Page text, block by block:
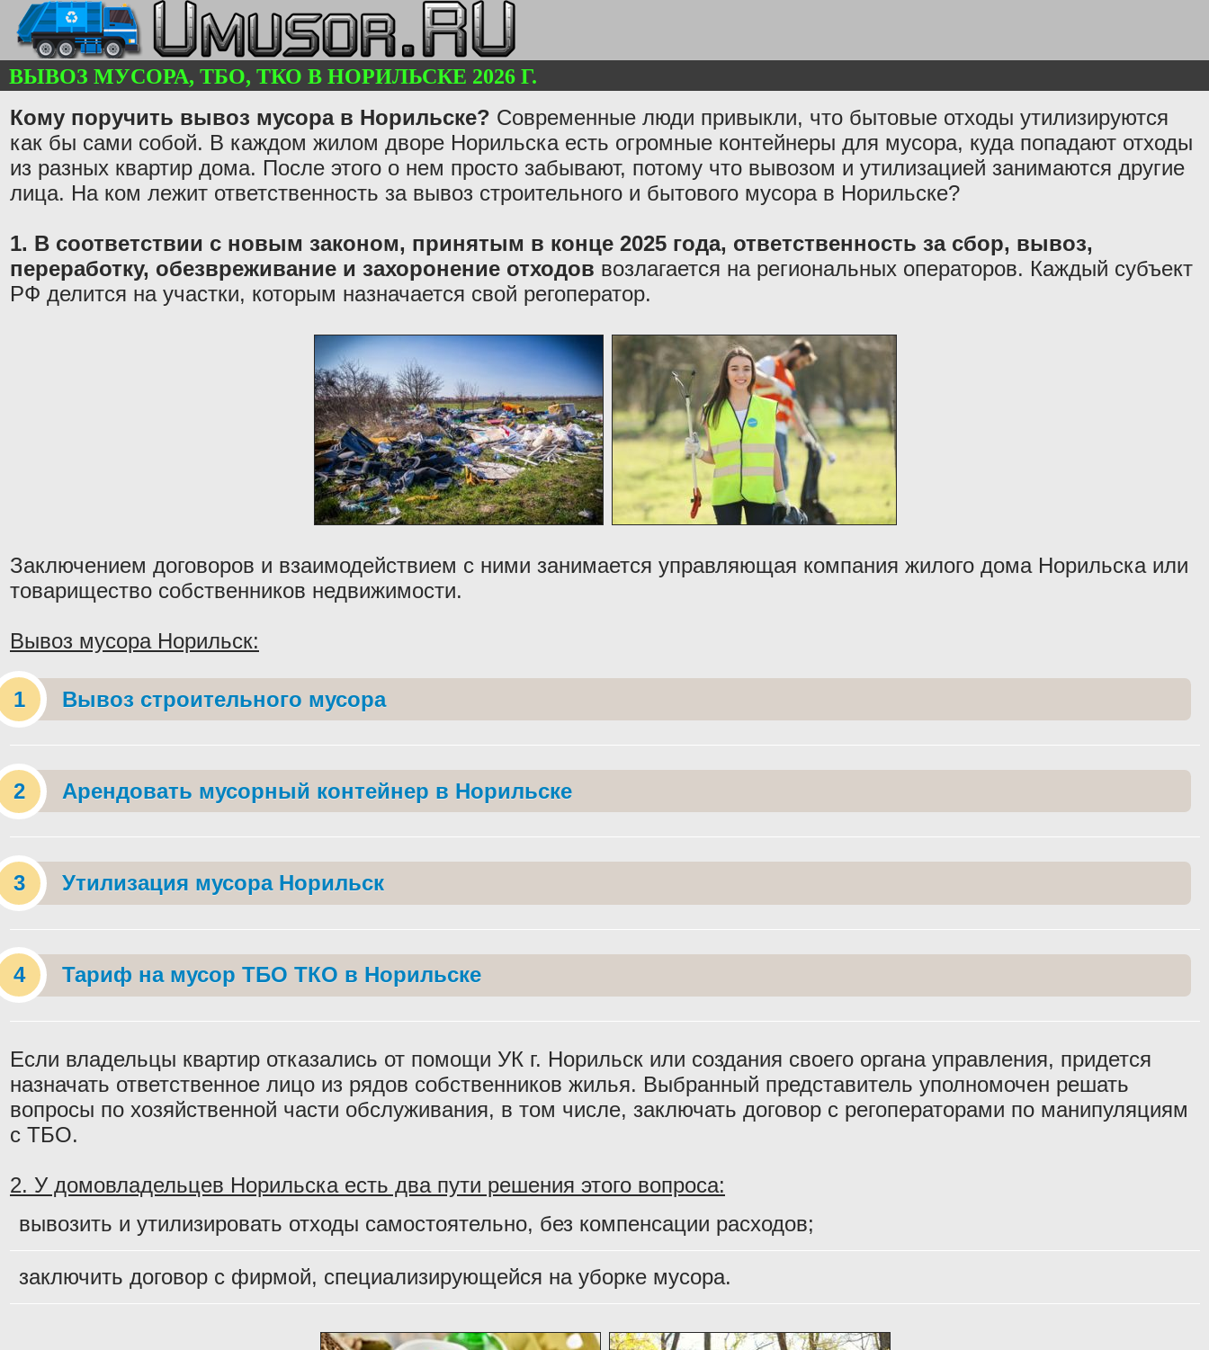
ВЫВОЗ МУСОРА, ТБО, ТКО В НОРИЛЬСКЕ 2026 Г.
Кому поручить вывоз мусора в Норильске? Современные люди привыкли, что бытовые отходы утилизируются
как бы сами собой. В каждом жилом дворе Норильска есть огромные контейнеры для мусора, куда попадают отходы
из разных квартир дома. После этого о нем просто забывают, потому что вывозом и утилизацией занимаются другие
лица. На ком лежит ответственность за вывоз строительного и бытового мусора в Норильске?
1. В соответствии с новым законом, принятым в конце 2025 года, ответственность за сбор, вывоз,
переработку, обезвреживание и захоронение отходов возлагается на региональных операторов. Каждый субъект
РФ делится на участки, которым назначается свой регоператор.
Заключением договоров и взаимодействием с ними занимается управляющая компания жилого дома Норильска или
товарищество собственников недвижимости.
Вывоз мусора Норильск:
Вывоз строительного мусора
Арендовать мусорный контейнер в Норильске
Утилизация мусора Норильск
Тариф на мусор ТБО ТКО в Норильске
Если владельцы квартир отказались от помощи УК г. Норильск или создания своего органа управления, придется
назначать ответственное лицо из рядов собственников жилья. Выбранный представитель уполномочен решать
вопросы по хозяйственной части обслуживания, в том числе, заключать договор с регоператорами по манипуляциям
с ТБО.
2. У домовладельцев Норильска есть два пути решения этого вопроса:
вывозить и утилизировать отходы самостоятельно, без компенсации расходов;
заключить договор с фирмой, специализирующейся на уборке мусора.